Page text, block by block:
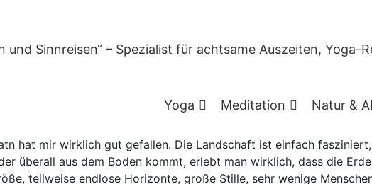
Yoga Meditation Natur &
hat mir wirklich gut gefallen. Die Landschaft ist einfach
überall aus dem Boden kommt, erlebt man wirklich, dass die
teilweise endlose Horizonte, große Stille, sehr wenige